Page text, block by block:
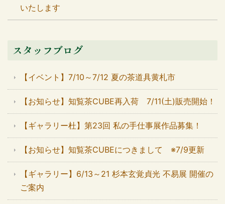
いたします
スタッフブログ
【イベント】7/10～7/12 夏の茶道具黄札市
【お知らせ】知覧茶CUBE再入荷 7/11(土)販売開始！
【ギャラリー杜】第23回 私の手仕事展作品募集！
【お知らせ】知覧茶CUBEにつきまして ※7/9更新
【ギャラリー】6/13～21 杉本玄覚貞光 不易展 開催の
ご案内